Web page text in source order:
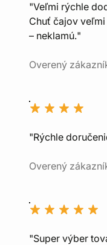
"Veľmi rýchle
Chuť čajov
– neklamú."
Overený
"Rýchle
Overený
"Super výber